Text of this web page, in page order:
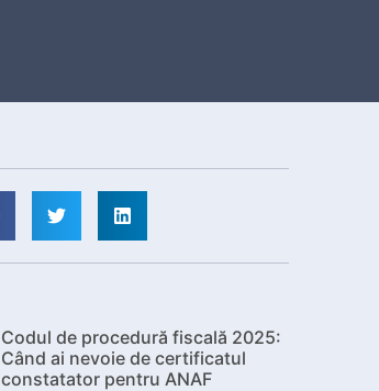
Codul de procedură fiscală 2025:
Când ai nevoie de certificatul
constatator pentru ANAF